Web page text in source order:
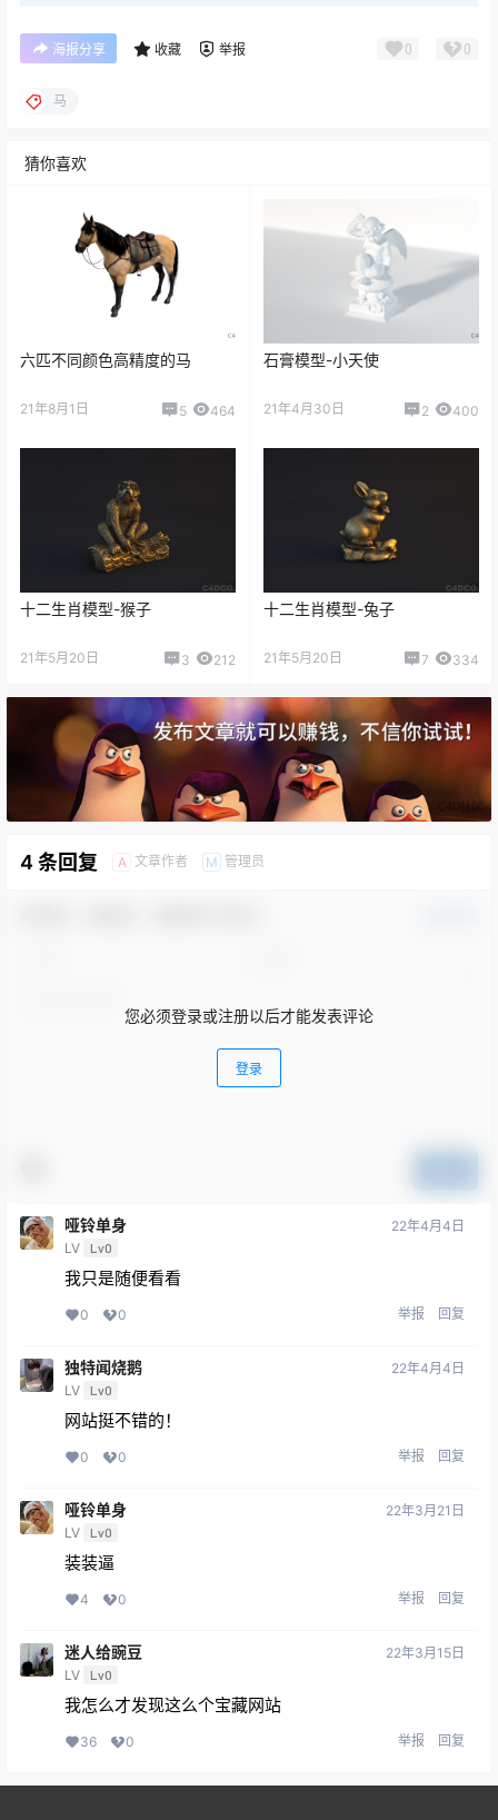
海报分享 收藏 举报 0 0
马
猜你喜欢
六匹不同颜色高精度的马
21年8月1日 5 464
石膏模型-小天使
21年4月30日 2 400
十二生肖模型-猴子
21年5月20日 3 212
十二生肖模型-兔子
21年5月20日 7 334
4 条回复 A 文章作者 M 管理员
您必须登录或注册以后才能发表评论
登录
哑铃单身
LV Lv0
22年4月4日
我只是随便看看
0 0 举报 回复
独特闻烧鹅
LV Lv0
22年4月4日
网站挺不错的！
0 0 举报 回复
哑铃单身
LV Lv0
22年3月21日
装装逼
4 0 举报 回复
迷人给豌豆
LV Lv0
22年3月15日
我怎么才发现这么个宝藏网站
36 0 举报 回复